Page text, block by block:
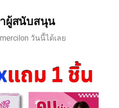
ผู้สนับสนุน
วันนี้ได้เลย